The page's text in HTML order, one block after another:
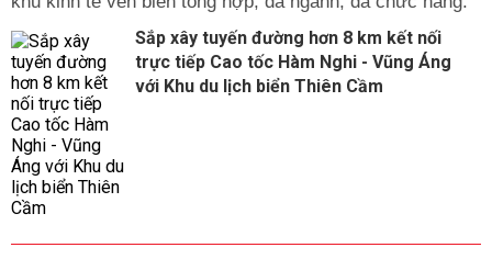
Sắp xây tuyến đường hơn 8 km kết nối
trực tiếp Cao tốc Hàm Nghi - Vũng Áng
với Khu du lịch biển Thiên Cầm